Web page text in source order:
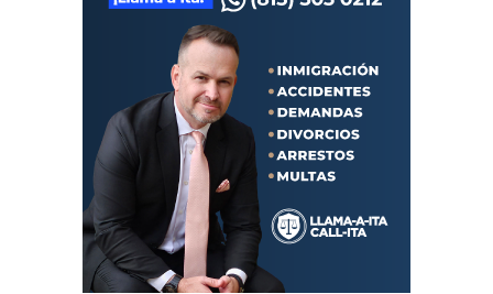
Encuentra más notas como esta aquí: MUNDO
TEMAS RELACIONADOS: CAPO COLOMBO
CONSIGLIERI
MUNDO NUEVA YORK USA
VER SIGUIENTE
Qué son los “olores COVID”, esos aromas raros después
del contagio
NO TE PIERDAS
Mujer que ganó USD 37 millones en la lotería confesó
que el dinero le arruinó la vida